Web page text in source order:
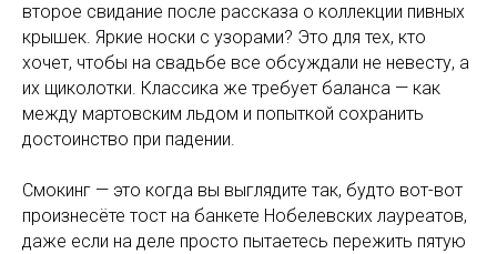
второе свидание после рассказа о коллекции пивных
крышек. Яркие носки с узорами? Это для тех, кто
хочет, чтобы на свадьбе все обсуждали не невесту, а
их щиколотки. Классика же требует баланса — как
между мартовским льдом и попыткой сохранить
достоинство при падении.
Смокинг — это когда вы выглядите так, будто вот-вот
произнесёте тост на банкете Нобелевских лауреатов,
даже если на деле просто пытаетесь пережить пятую